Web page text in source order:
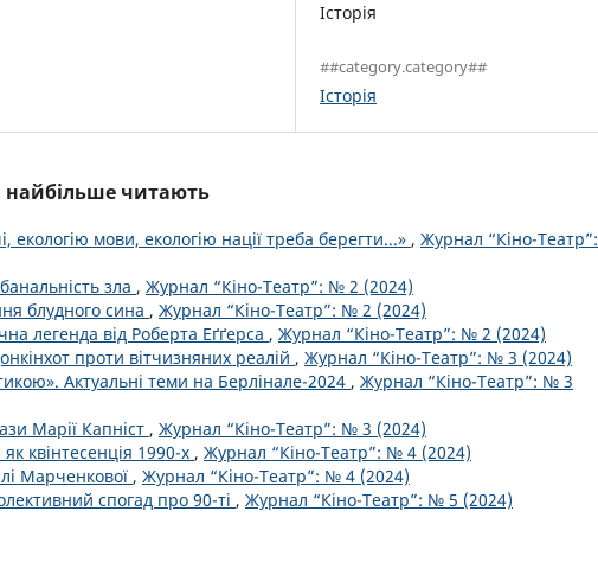
Історія
##category.category##
Історія
найбільше читають
екологію мови, екологію нації треба берегти...» , Журнал “Кіно-Театр”:
зла , Журнал “Кіно-Театр”: № 2 (2024)
блудного сина , Журнал “Кіно-Театр”: № 2 (2024)
легенда від Роберта Еґґерса , Журнал “Кіно-Театр”: № 2 (2024)
проти вітчизняних реалій , Журнал “Кіно-Театр”: № 3 (2024)
Актуальні теми на Берлінале-2024 , Журнал “Кіно-Театр”: № 3
Марії Капніст , Журнал “Кіно-Театр”: № 3 (2024)
як квінтесенція 1990-х , Журнал “Кіно-Театр”: № 4 (2024)
Марченкової , Журнал “Кіно-Театр”: № 4 (2024)
спогад про 90-ті , Журнал “Кіно-Театр”: № 5 (2024)